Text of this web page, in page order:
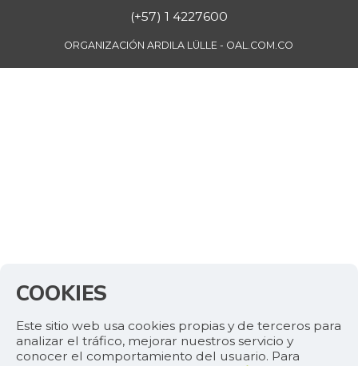
(+57) 1 4227600
ORGANIZACIÓN ARDILA LÜLLE - OAL.COM.CO
COOKIES
Este sitio web usa cookies propias y de terceros para
analizar el tráfico, mejorar nuestros servicio y
conocer el comportamiento del usuario. Para